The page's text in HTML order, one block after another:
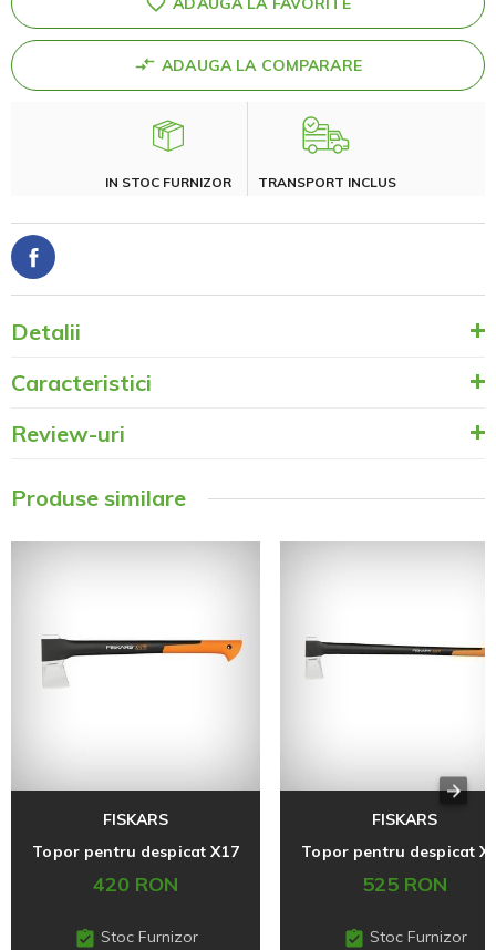
ADAUGA LA COMPARARE
IN STOC FURNIZOR TRANSPORT INCLUS
Detalii
Caracteristici
Review-uri
Produse similare
FISKARS
Topor pentru despicat X17
420 RON
Stoc Furnizor
FISKARS
Topor pentru despicat
525 RON
Stoc Furnizor